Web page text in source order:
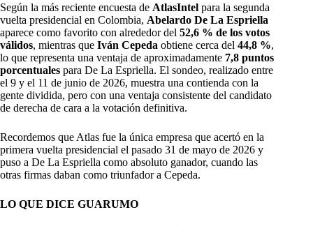
Según la más reciente encuesta de AtlasIntel para la segunda
vuelta presidencial en Colombia, Abelardo De La Espriella
aparece como favorito con alrededor del 52,6 % de los votos
válidos, mientras que Iván Cepeda obtiene cerca del 44,8 %,
lo que representa una ventaja de aproximadamente 7,8 puntos
porcentuales para De La Espriella. El sondeo, realizado entre
el 9 y el 11 de junio de 2026, muestra una contienda con la
gente dividida, pero con una ventaja consistente del candidato
de derecha de cara a la votación definitiva.
Recordemos que Atlas fue la única empresa que acertó en la
primera vuelta presidencial el pasado 31 de mayo de 2026 y
puso a De La Espriella como absoluto ganador, cuando las
otras firmas daban como triunfador a Cepeda.
LO QUE DICE GUARUMO